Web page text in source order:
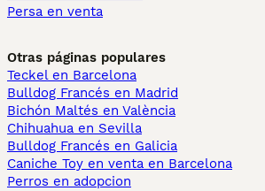
Persa en venta
Otras páginas populares
Teckel en Barcelona
Bulldog Francés en Madrid
Bichón Maltés en València
Chihuahua en Sevilla
Bulldog Francés en Galicia
Caniche Toy en venta en Barcelona
Perros en adopcion